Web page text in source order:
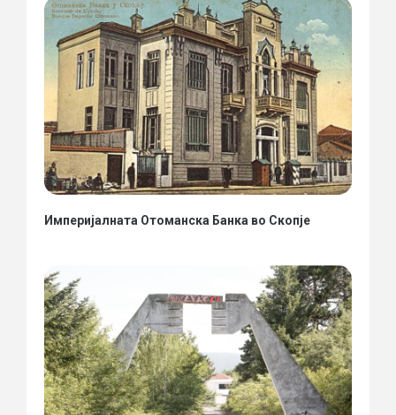
Империјалната Отоманска Банка во Скопје